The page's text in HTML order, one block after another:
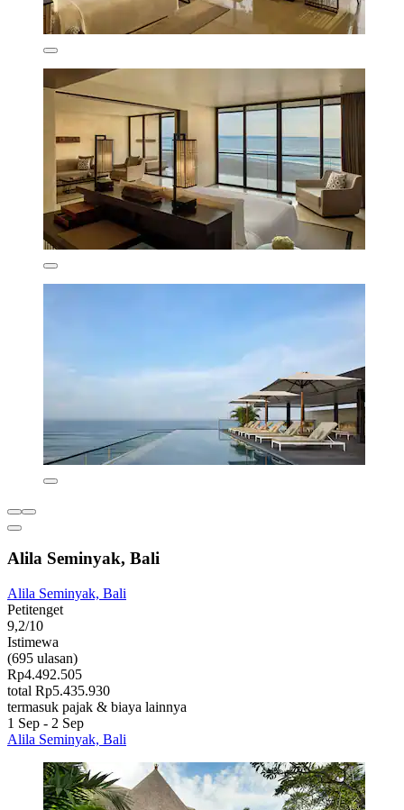
Alila Seminyak, Bali
Alila Seminyak, Bali
Petitenget
9,2/10
Istimewa
(695 ulasan)
Rp4.492.505
total Rp5.435.930
termasuk pajak & biaya lainnya
1 Sep - 2 Sep
Alila Seminyak, Bali